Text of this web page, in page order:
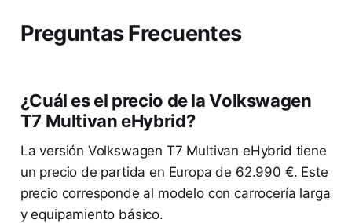
Preguntas Frecuentes
¿Cuál es el precio de la Volkswagen
T7 Multivan eHybrid?
La versión Volkswagen T7 Multivan eHybrid tiene
un precio de partida en Europa de 62.990 €. Este
precio corresponde al modelo con carrocería larga
y equipamiento básico.